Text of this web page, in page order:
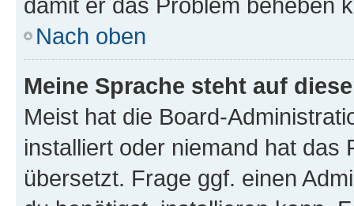
Nach oben
Meine Sprache steht auf
Meist hat die Board-
installiert oder niemand hat das
übersetzt. Frage ggf. einen